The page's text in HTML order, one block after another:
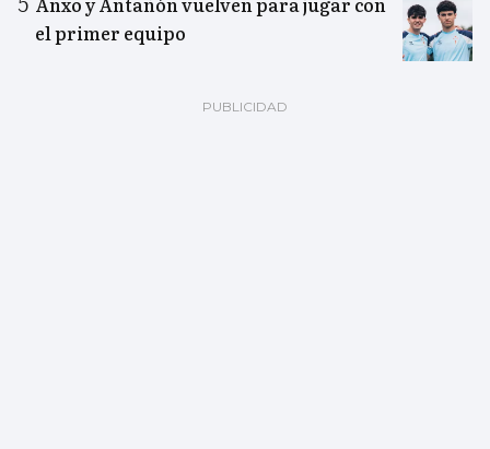
el primer equipo